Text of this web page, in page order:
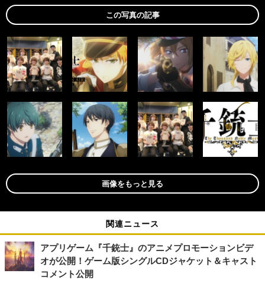
この写真の記事
画像をもっと見る
関連ニュース
アプリゲーム『千銃士』のアニメプロモーションビデ
オが公開！ゲーム版シングルCDジャケット＆キャスト
コメント公開